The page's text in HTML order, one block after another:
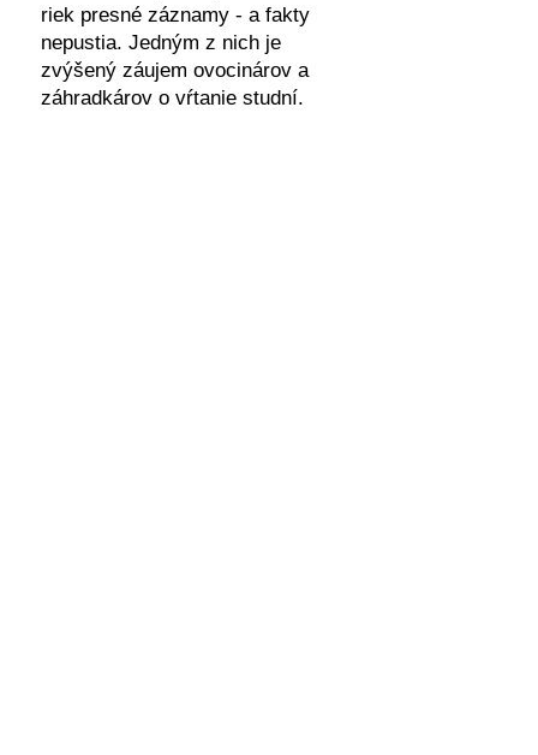
riek presné záznamy - a fakty
nepustia. Jedným z nich je
zvýšený záujem ovocinárov a
záhradkárov o vŕtanie studní.